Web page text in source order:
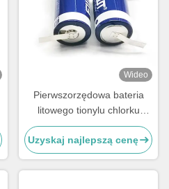
Wideo
Pierwszorzędowa bateria
litowego tionylu chlorku
ER26500 3.6V 8500mAh
LSH14 Bateria litowa
Uzyskaj najlepszą cenę